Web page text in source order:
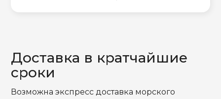
Доставка в кратчайшие
сроки
Возможна экспресс доставка морского